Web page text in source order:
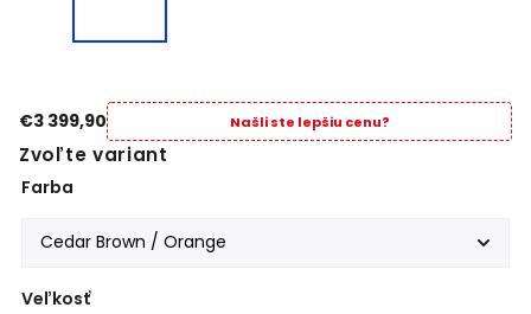
€3 399,90 Našli ste lepšiu cenu?
Zvoľte variant
Farba
Veľkosť